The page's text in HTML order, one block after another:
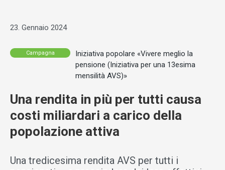
23. Gennaio 2024
Campagna
Iniziativa popolare «Vivere meglio la
pensione (Iniziativa per una 13esima
mensilità AVS)»
Una rendita in più per tutti causa
costi miliardari a carico della
popolazione attiva
Una tredicesima rendita AVS per tutti i